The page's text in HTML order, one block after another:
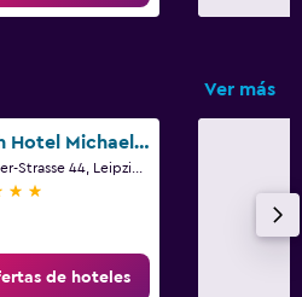
Ver más
Top Vch Hotel Michaelis Leipzig
de hoteles